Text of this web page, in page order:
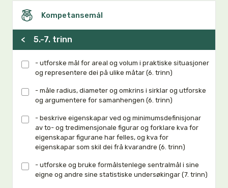
Kompetansemål
< 5.-7. trinn
- utforske mål for areal og volum i praktiske situasjoner
og representere dei på ulike måtar (6. trinn)
- måle radius, diameter og omkrins i sirklar og utforske
og argumentere for samanhengen (6. trinn)
- beskrive eigenskapar ved og minimumsdefinisjonar
av to- og tredimensjonale figurar og forklare kva for
eigenskapar figurane har felles, og kva for
eigenskapar som skil dei frå kvarandre (6. trinn)
- utforske og bruke formålstenlege sentralmål i sine
eigne og andre sine statistiske undersøkingar (7. trinn)